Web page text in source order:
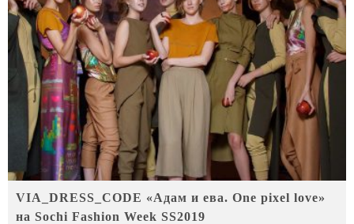
VIA_DRESS_CODE «Адам и ева. One pixel love»
на Sochi Fashion Week SS2019